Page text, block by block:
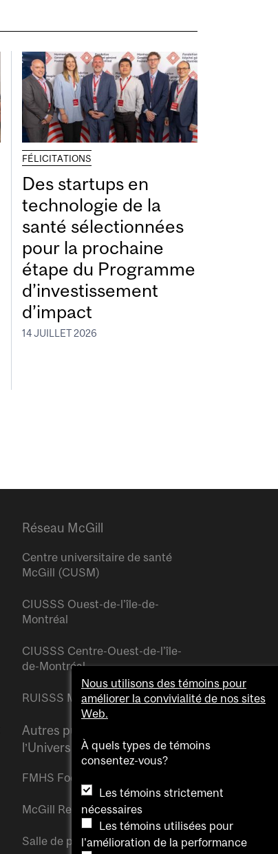
FÉLICITATIONS
Des startups en
technologie de la
santé sélectionnées
pour la prochaine
étape du Programme
d’investissement
d’impact
14 JUILLET 2026
Réseau McGill
Centre universitaire de santé
McGill (CUSM)
CIUSSS Ouest-de-l’île-de-
Montréal
CIUSSS Centre-Ouest-de-l’île-
de-Montréal
RUISSS McGill
Autres publications de
l’Université McGill
FMHS Focus
McGill Reporter
Salle de presse McGill
Nous utilisons des témoins pour
améliorer la convivialité de nos sites
Web.
À quels types de témoins
consentez-vous?
Les témoins strictement
nécessaires
Les témoins utilisées pour
l'amélioration de la performance